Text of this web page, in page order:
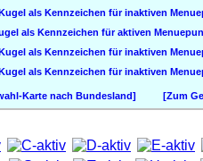
Karte nach Bundesland] [Zum